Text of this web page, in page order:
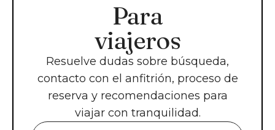
Para
viajeros
Resuelve dudas sobre búsqueda,
contacto con el anfitrión, proceso de
reserva y recomendaciones para
viajar con tranquilidad.